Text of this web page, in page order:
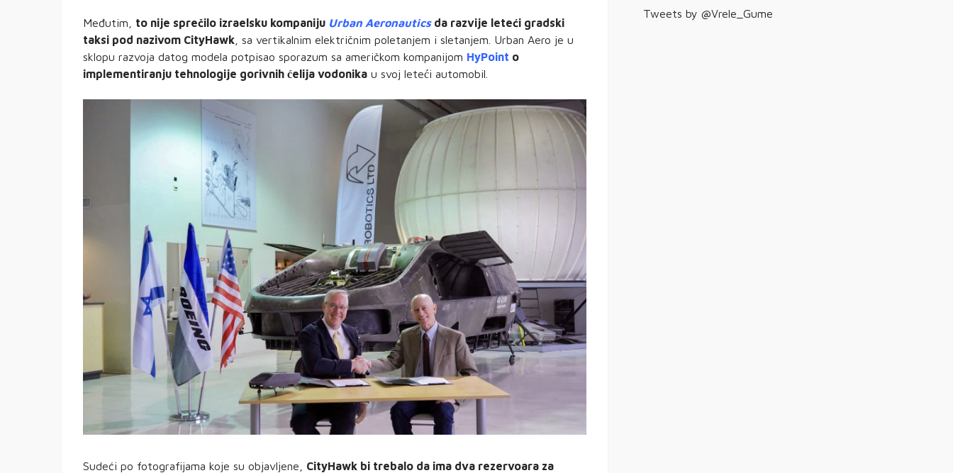
Međutim, to nije sprečilo izraelsku kompaniju Urban Aeronauticsda razvije leteći gradski
taksi pod nazivom CityHawk , sa vertikalnim električnim poletanjem i sletanjem. Urban Aero je u
sklopu razvoja datog modela potpisao sporazum sa američkom kompanijom HyPoint o
implementiranju tehnologije gorivnih ćelija vodonika u svoj leteći automobil.
Sudeći po fotografijama koje su objavljene, CityHawk bi trebalo da ima dva rezervoara za
Tweets by @Vrele_Gume